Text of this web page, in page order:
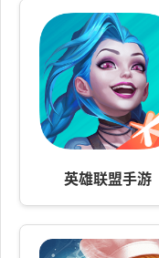
英雄联盟手游